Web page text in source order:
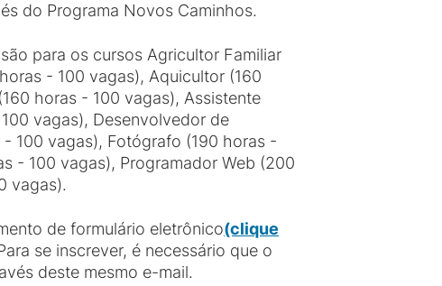
do Programa Novos Caminhos.
para os cursos Agricultor Familiar
- 100 vagas), Aquicultor (160
horas - 100 vagas), Assistente
vagas), Desenvolvedor de
100 vagas), Fotógrafo (190 horas -
- 100 vagas), Programador Web (200
vagas).
de formulário eletrônico(clique
se inscrever, é necessário que o
deste mesmo e-mail.